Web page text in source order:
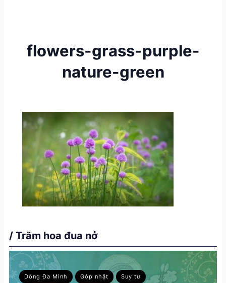
flowers-grass-purple-
nature-green
/ Trăm hoa đua nở
Dòng Đa Minh Góp nhặt Suy tư